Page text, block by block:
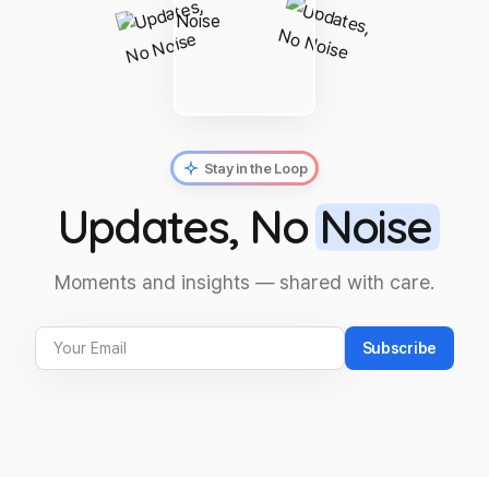
Stay in the Loop
Updates, NoNoise
Moments and insights — shared with care.
Subscribe